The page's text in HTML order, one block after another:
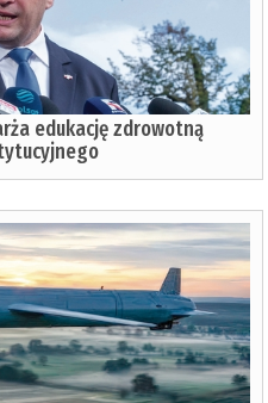
edukację zdrowotną